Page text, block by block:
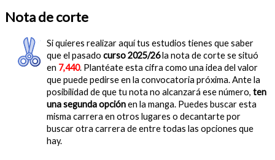
Nota de corte
Si quieres realizar aquí tus estudios tienes que saber
que el pasado curso 2025/26la nota de corte se situó
en 7,440. Plantéate esta cifra como una idea del valor
que puede pedirse en la convocatoria próxima. Ante la
posibilidad de que tu nota no alcanzará ese número, ten
una segunda opciónen la manga. Puedes buscar esta
misma carrera en otros lugares o decantarte por
buscar otra carrera de entre todas las opciones que
hay.